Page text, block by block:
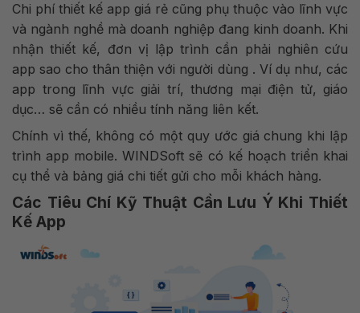
Chi phí thiết kế app giá rẻ cũng phụ thuộc vào lĩnh vực
và ngành nghề mà doanh nghiệp đang kinh doanh. Khi
nhận thiết kế, đơn vị lập trình cần phải nghiên cứu
app sao cho thân thiện với người dùng . Ví dụ như, các
app trong lĩnh vực giải trí, thương mại điện tử, giáo
dục… sẽ cần có nhiều tính năng liên kết.
Chính vì thế, không có một quy ước giá chung khi lập
trình app mobile. WINDSoft sẽ có kế hoạch triển khai
cụ thể và bảng giá chi tiết gửi cho mỗi khách hàng.
Các Tiêu Chí Kỹ Thuật Cần Lưu Ý Khi Thiết
Kế App